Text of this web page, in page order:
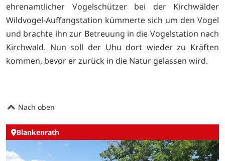
ehrenamtlicher Vogelschützer bei der Kirchwälder
Wildvogel-Auffangstation kümmerte sich um den Vogel
und brachte ihn zur Betreuung in die Vogelstation nach
Kirchwald. Nun soll der Uhu dort wieder zu Kräften
kommen, bevor er zurück in die Natur gelassen wird.
Nach oben
Blankenrath